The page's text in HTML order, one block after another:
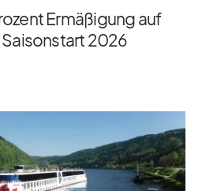
Ermäßigung auf
Saisonstart 2026